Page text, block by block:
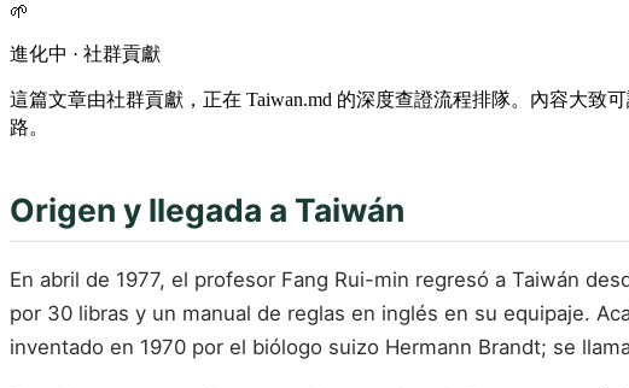
🌱
進化中 · 社群貢獻
這篇文章由社群貢獻，正在 Taiwan.md 的深度查證流程排隊。內容大致
路。
Origen y llegada a Taiwán
En abril de 1977, el profesor Fang Rui-min regresó a Taiwán
por 30 libras y un manual de reglas en inglés en su equipaje.
inventado en 1970 por el biólogo suizo Hermann Brandt; se